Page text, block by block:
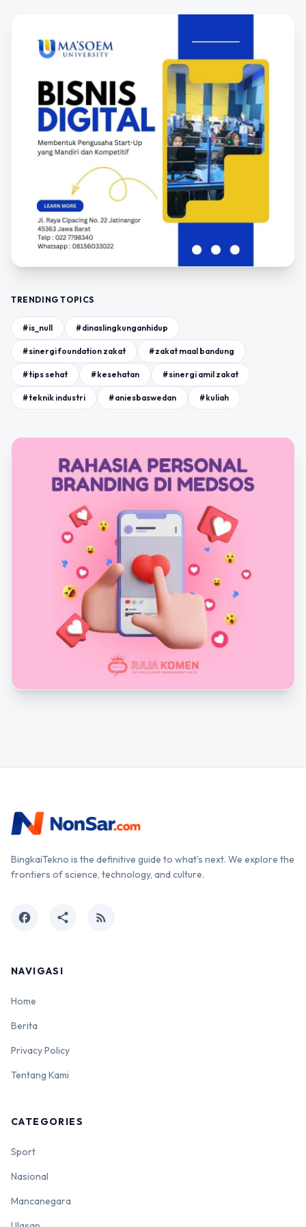
TRENDING TOPICS
#is_null #dinaslingkunganhidup
#sinergi foundation zakat #zakat maal bandung
#tips sehat #kesehatan #sinergi amil zakat
#teknik industri #aniesbaswedan #kuliah
BingkaiTekno is the definitive guide to what's next. We explore the
frontiers of science, technology, and culture.
facebook share rss_feed
NAVIGASI
Home
Berita
Privacy Policy
Tentang Kami
CATEGORIES
Sport
Nasional
Mancanegara